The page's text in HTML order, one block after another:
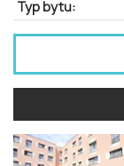
Typ bytu: